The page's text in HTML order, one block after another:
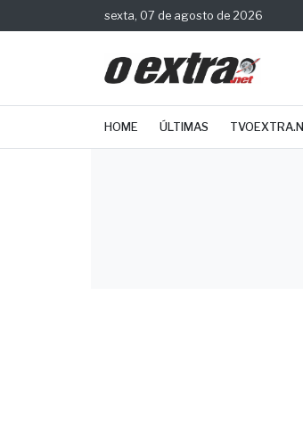
sexta, 07 de agosto de 2026
HOME ÚLTIMAS